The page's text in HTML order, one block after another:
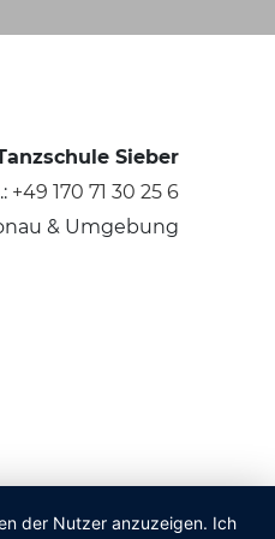
der Nutzer anzuzeigen. Ich
Sieber
+49 170 71 30 25 6
& Umgebung